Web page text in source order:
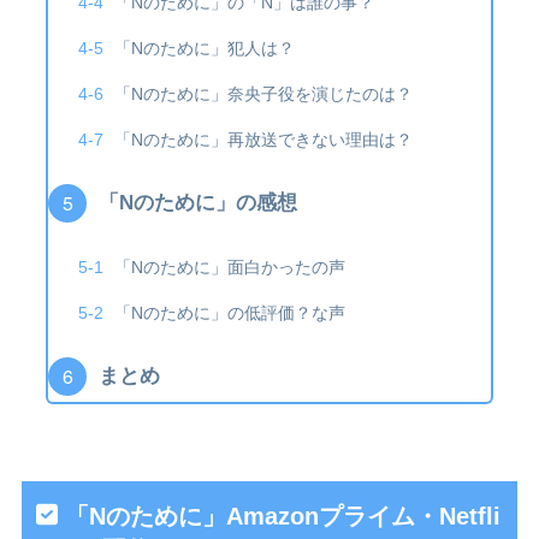
「Nのために」犯人は？
「Nのために」奈央子役を演じたのは？
「Nのために」再放送できない理由は？
「Nのために」の感想
「Nのために」面白かったの声
「Nのために」の低評価？な声
まとめ
「Nのために」Amazonプライム・Netfli